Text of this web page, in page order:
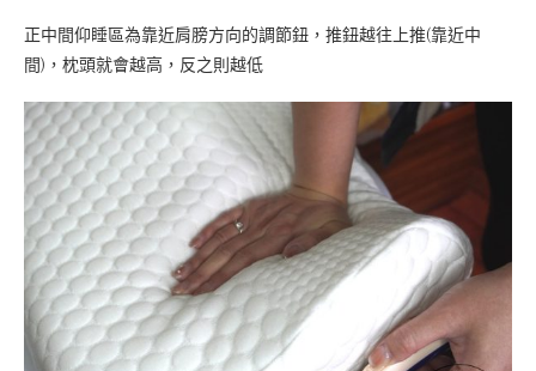
正中間仰睡區為靠近肩膀方向的調節鈕，推鈕越往上推(靠近中
間)，枕頭就會越高，反之則越低